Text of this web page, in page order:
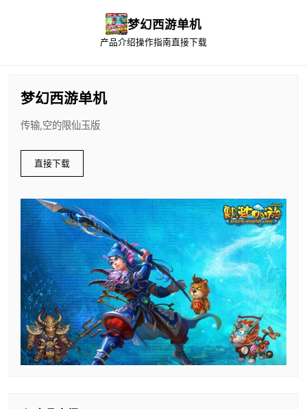
梦幻西游单机
产品介绍操作指南直接下载
梦幻西游单机
传输,空的限仙玉版
直接下载